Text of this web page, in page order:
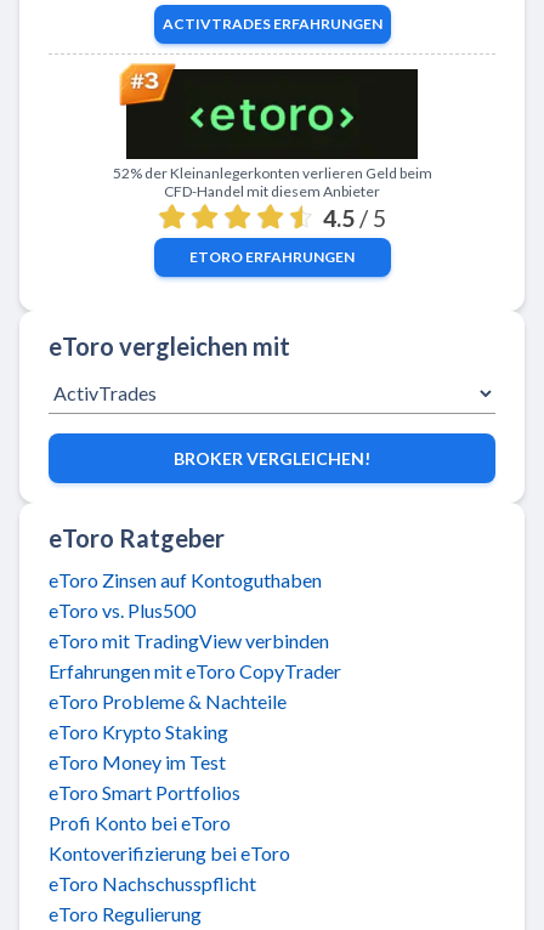
ACTIVTRADESERFAHRUNGEN
Zu eToro
52% der Kleinanlegerkonten verlieren Geld beim
CFD-Handel mit diesem Anbieter
4.5 / 5
ETORO ERFAHRUNGEN
eToro vergleichen mit
BROKER VERGLEICHEN!
eToro Ratgeber
eToro Zinsen auf Kontoguthaben
eToro vs. Plus500
eToro mit TradingView verbinden
Erfahrungen mit eToro CopyTrader
eToro Probleme & Nachteile
eToro Krypto Staking
eToro Money im Test
eToro Smart Portfolios
Profi Konto bei eToro
Kontoverifizierung bei eToro
eToro Nachschusspflicht
eToro Regulierung